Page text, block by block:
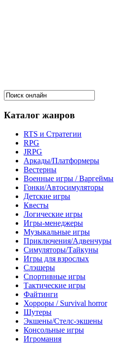
Каталог жанров
RTS и Стратегии
RPG
JRPG
Аркады/Платформеры
Вестерны
Военные игры / Варгеймы
Гонки/Автосимуляторы
Детские игры
Квесты
Логические игры
Игры-менеджеры
Музыкальные игры
Приключения/Адвенчуры
Симуляторы/Тайкуны
Игры для взрослых
Слэшеры
Спортивные игры
Тактические игры
Файтинги
Хорроры / Survival horror
Шутеры
Экшены/Стелс-экшены
Консольные игры
Игромания